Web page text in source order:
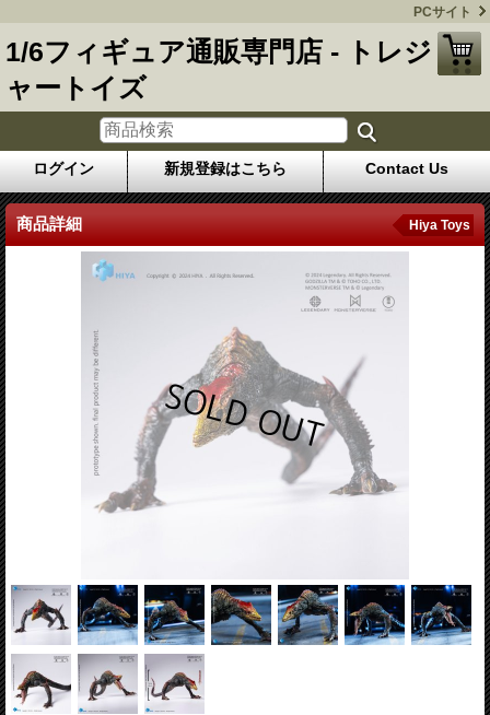
PCサイト
1/6フィギュア通販専門店 - トレジ
ャートイズ
ログイン 新規登録はこちら Contact Us
商品詳細 Hiya Toys